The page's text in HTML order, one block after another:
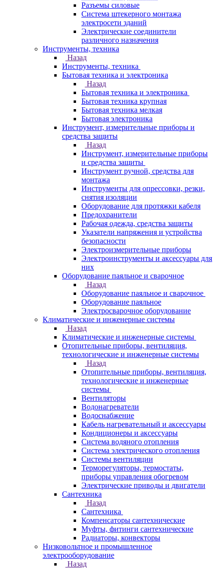
Разъемы силовые
Система штекерного монтажа
электросети зданий
Электрические соединители
различного назначения
Инструменты, техника
Назад
Инструменты, техника
Бытовая техника и электроника
Назад
Бытовая техника и электроника
Бытовая техника крупная
Бытовая техника мелкая
Бытовая электроника
Инструмент, измерительные приборы и
средства защиты
Назад
Инструмент, измерительные приборы
и средства защиты
Инструмент ручной, средства для
монтажа
Инструменты для опрессовки, резки,
снятия изоляции
Оборудование для протяжки кабеля
Предохранители
Рабочая одежда, средства защиты
Указатели напряжения и устройства
безопасности
Электроизмерительные приборы
Электроинструменты и аксессуары для
них
Оборудование паяльное и сварочное
Назад
Оборудование паяльное и сварочное
Оборудование паяльное
Электросварочное оборудование
Климатические и инженерные системы
Назад
Климатические и инженерные системы
Отопительные приборы, вентиляция,
технологические и инженерные системы
Назад
Отопительные приборы, вентиляция,
технологические и инженерные
системы
Вентиляторы
Водонагреватели
Водоснабжение
Кабель нагревательный и аксессуары
Кондиционеры и аксессуары
Система водяного отопления
Система электрического отопления
Системы вентиляции
Терморегуляторы, термостаты,
приборы управления обогревом
Электрические приводы и двигатели
Сантехника
Назад
Сантехника
Компенсаторы сантехнические
Муфты, фитинги сантехнические
Радиаторы, конвекторы
Низковольтное и промышленное
электрооборудование
Назад